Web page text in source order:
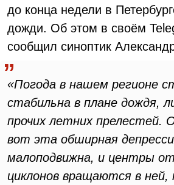
до конца недели в
дожди. Об этом в своём
сообщил синоптик
«Погода в нашем регионе
стабильна в плане дождя,
прочих летних прелестей.
вот эта обширная
малоподвижна, и центры
циклонов вращаются в ней,